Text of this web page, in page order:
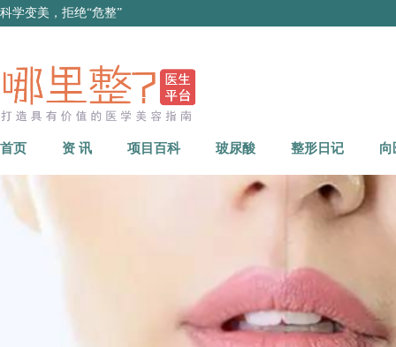
科学变美，拒绝“危整”
首页 资 讯 项目百科 玻尿酸 整形日记 向